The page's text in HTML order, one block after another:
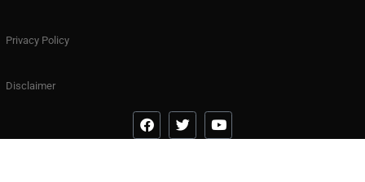
Privacy Policy
Disclaimer